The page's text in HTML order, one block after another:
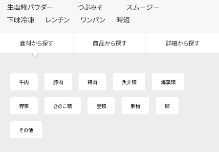
生塩糀パウダー
つぶみそ
スムージー
下味冷凍
レンチン ワンパン 時短
食材から探す 商品から探す 詳細から探す
牛肉 豚肉 鶏肉 魚介類 海藻類
野菜 きのこ類 豆類 果物 卵
その他